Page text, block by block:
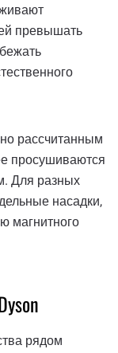
превышать
рассчитанным
просушиваются
Для разных
насадки,
магнитного
рядом